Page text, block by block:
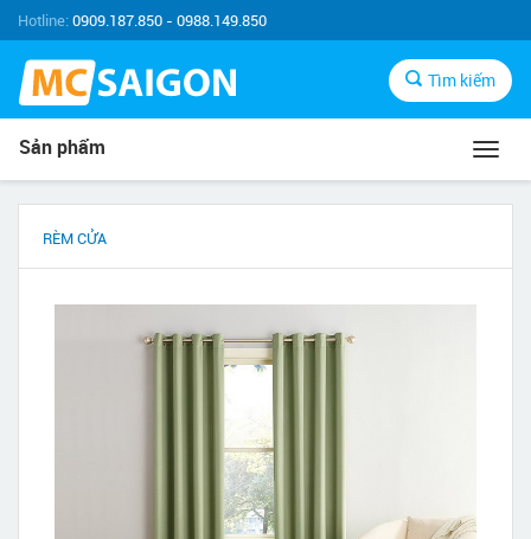
Hotline:0909.187.850 - 0988.149.850
Tìm kiếm
Sản phẩm
RÈM CỬA